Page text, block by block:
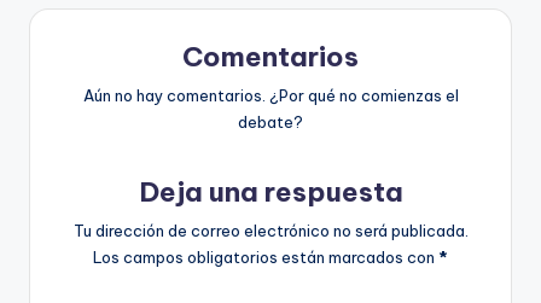
Comentarios
Aún no hay comentarios. ¿Por qué no comienzas el
debate?
Deja una respuesta
Tu dirección de correo electrónico no será publicada.
Los campos obligatorios están marcados con *